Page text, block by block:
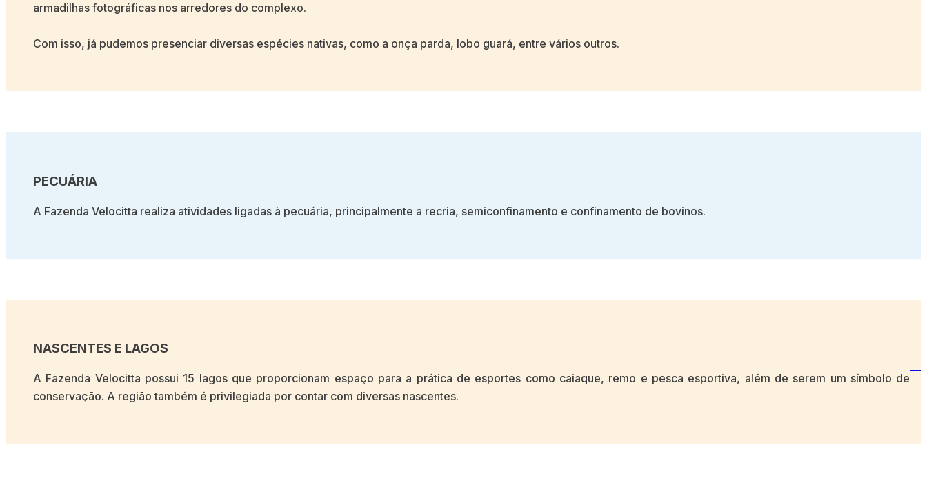
armadilhas fotográficas nos arredores do complexo.
Com isso, já pudemos presenciar diversas espécies nativas, como a onça parda, lobo guará, entre vários outros.
PECUÁRIA
A Fazenda Velocitta realiza atividades ligadas à pecuária, principalmente a recria, semiconfinamento e confinamento de bovinos.
NASCENTES E LAGOS
A Fazenda Velocitta possui 15 lagos que proporcionam espaço para a prática de esportes como caiaque, remo e pesca esportiva, além de serem um símbolo de
conservação. A região também é privilegiada por contar com diversas nascentes.